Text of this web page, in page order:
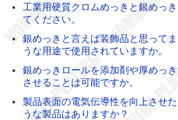
工業用硬質クロムめっきと銀めっ
てください。
銀めっきと言えば装飾品と思って
うな用途で使用されていますか。
銀めっきロールを添加剤や厚めっ
させることは可能ですか。
製品表面の電気伝導性を向上させ
うな製品はありますか？